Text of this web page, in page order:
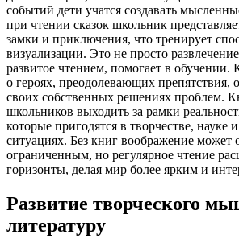
событий дети учатся создавать
при чтении сказок школьник
замки и приключения, что тренирует
визуализации. Это не просто
развитое чтением, помогает в обучении.
о героях, преодолевающих препятствия,
своих собственных решениях проблем.
школьников выходить за рамки
которые пригодятся в творчестве, науке
ситуациях. Без книг воображение может
ограниченным, но регулярное чтение
горизонты, делая мир более ярким и
Развитие творческого
литературу